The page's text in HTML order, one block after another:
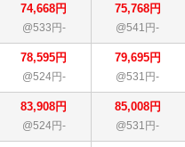
74,668円
@533円-
75,768円
@541円-
78,595円
@524円-
79,695円
@531円-
83,908円
@524円-
85,008円
@531円-